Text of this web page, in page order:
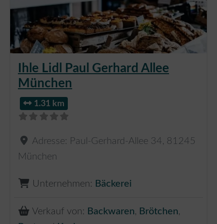
Ihle Lidl Paul Gerhard Allee
München
1.31 km
Adresse: Paul-Gerhard-Allee 34, 81245
München
Unternehmen: Bäckerei
Verkauf von: Backwaren, Brötchen,